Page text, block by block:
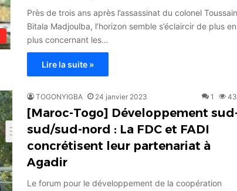
Près de trois ans après l’assassinat du colonel
Bitala Madjoulba, l’horizon semble s’éclaircir de plus en
plus concernant les…
Lire la suite »
TOGONYIGBA 24 janvier 2023 1
[Maroc-Togo] Développement
sud/sud-nord : La FDC et FADI
concrétisent leur partenariat à
Agadir
Le forum pour le développement de la coopération